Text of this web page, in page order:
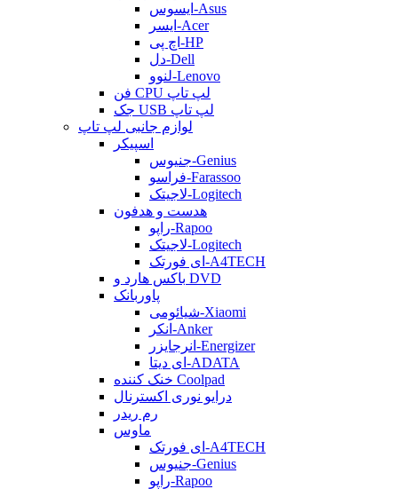
ایسوس-Asus
ایسر-Acer
اچ پی-HP
دل-Dell
لنوو-Lenovo
فن CPU لپ تاپ
جک USB لپ تاپ
لوازم جانبی لپ تاپ
اسپیکر
جنیوس-Genius
فراسو-Farassoo
لاجیتک-Logitech
هدست و هدفون
راپو-Rapoo
لاجیتک-Logitech
ای فورتک-A4TECH
باکس هارد و DVD
پاوربانک
شیائومی-Xiaomi
انکر-Anker
انرجایزر-Energizer
ای دیتا-ADATA
خنک کننده Coolpad
درایو نوری اکسترنال
رم ریدر
ماوس
ای فورتک-A4TECH
جنیوس-Genius
راپو-Rapoo